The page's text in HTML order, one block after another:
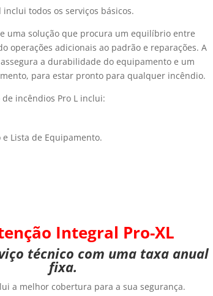
todos os serviços básicos.
uma solução que procura um equilíbrio entre
operações adicionais ao padrão e reparações. A
a durabilidade do equipamento e um
para estar pronto para qualquer incêndio.
incêndios Pro L inclui:
Lista de Equipamento.
Integral Pro-XL
técnico com uma taxa anual
fixa.
a melhor cobertura para a sua segurança.